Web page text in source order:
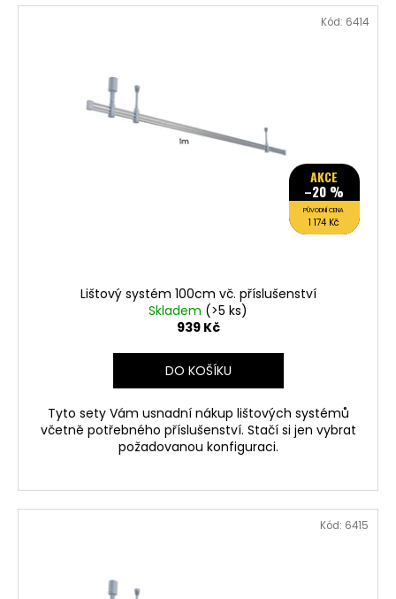
V
AKCE
–20 %
PŮVODNÍ CENA
1 174 Kč
Lištový systém 100cm vč. příslušenství
Skladem (>5 ks)
939 Kč
DO KOŠÍKU
Tyto sety Vám usnadní nákup lištových systémů
včetně potřebného příslušenství. Stačí si jen vybrat
požadovanou konfiguraci.
Kód: 6414
Kód: 6415